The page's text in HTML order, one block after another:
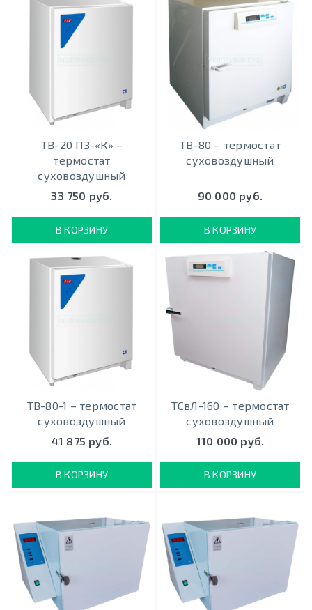
ТВ-20 ПЗ-«К» –
термостат
суховоздушный
33 750 руб.
В КОРЗИНУ
ТВ-80 – термостат
суховоздушный
90 000 руб.
В КОРЗИНУ
ТВ-80-1 – термостат
суховоздушный
41 875 руб.
В КОРЗИНУ
ТСвЛ-160 – термостат
суховоздушный
110 000 руб.
В КОРЗИНУ